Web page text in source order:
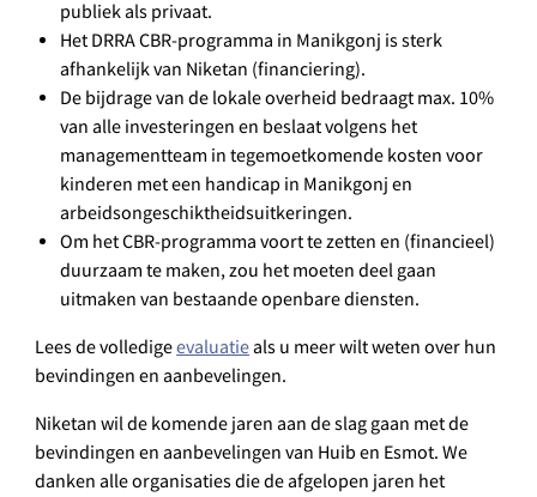
publiek als privaat.
Het DRRA CBR-programma in Manikgonj is sterk
afhankelijk van Niketan (financiering).
De bijdrage van de lokale overheid bedraagt ​​max. 10%
van alle investeringen en beslaat volgens het
managementteam in tegemoetkomende kosten voor
kinderen met een handicap in Manikgonj en
arbeidsongeschiktheidsuitkeringen.
Om het CBR-programma voort te zetten en (financieel)
duurzaam te maken, zou het moeten deel gaan
uitmaken van bestaande openbare diensten.
Lees de volledigeevaluatieals u meer wilt weten over hun
bevindingen en aanbevelingen.
Niketan wil de komende jaren aan de slag gaan met de
bevindingen en aanbevelingen van Huib en Esmot. We
danken alle organisaties die de afgelopen jaren het